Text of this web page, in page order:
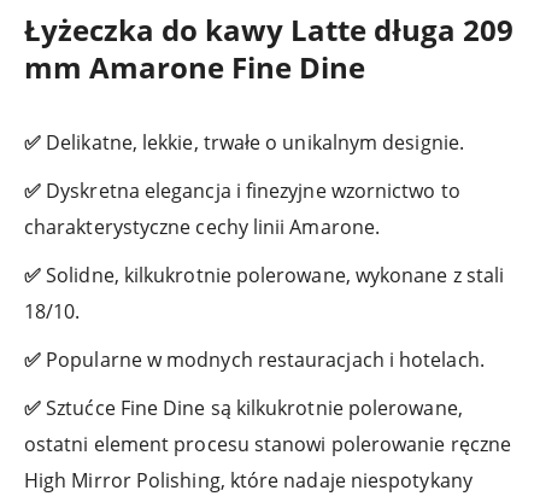
Łyżeczka do kawy Latte długa 209
mm Amarone Fine Dine
✅ Delikatne, lekkie, trwałe o unikalnym designie.
✅ Dyskretna elegancja i finezyjne wzornictwo to
charakterystyczne cechy linii Amarone.
✅Solidne, kilkukrotnie polerowane, wykonane z stali
18/10.
✅ Popularne w modnych restauracjach i hotelach.
✅Sztućce Fine Dine są kilkukrotnie polerowane,
ostatni element procesu stanowi polerowanie ręczne
High Mirror Polishing, które nadaje niespotykany